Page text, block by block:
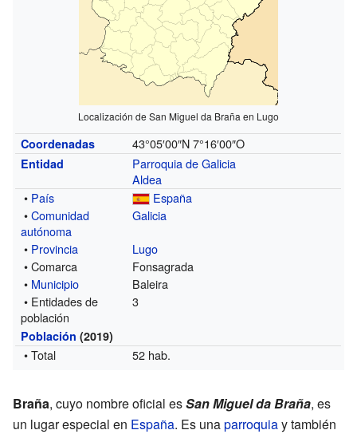
Localización de San Miguel da Braña en Lugo
Coordenadas 43°05′00″N 7°16′00″O
Entidad
Parroquia de Galicia
Aldea
• País
España
•Comunidad
autónoma
Galicia
• Provincia
Lugo
• Comarca
Fonsagrada
• Municipio
Baleira
• Entidades de
población
3
Población (2019)
• Total 52 hab.
Braña, cuyo nombre oficial esSan Miguel da Braña, es
un lugar especial en España. Es unaparroquiay también